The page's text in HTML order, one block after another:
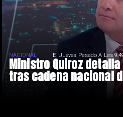
Ministro Quiroz
tras cadena nacional
NACIONAL El Jueves Pasado A Las